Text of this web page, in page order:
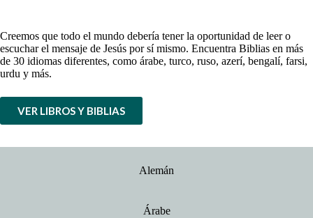
Creemos que todo el mundo debería tener la oportunidad de leer o
escuchar el mensaje de Jesús por sí mismo. Encuentra Biblias en más
de 30 idiomas diferentes, como árabe, turco, ruso, azerí, bengalí, farsi,
urdu y más.
VER LIBROS Y BIBLIAS
Alemán
Árabe